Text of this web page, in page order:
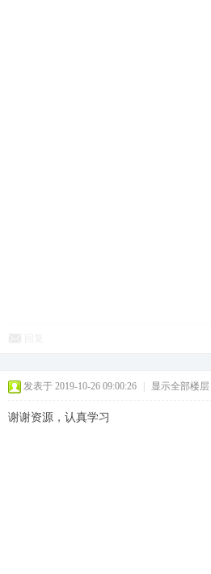
发表于 2019-10-26 09:00:26 显示全部楼层
谢谢资源，认真学习